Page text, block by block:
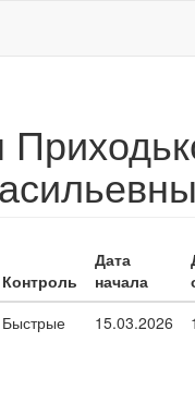
Контроль
Дата
начала
Быстрые 15.03.2026